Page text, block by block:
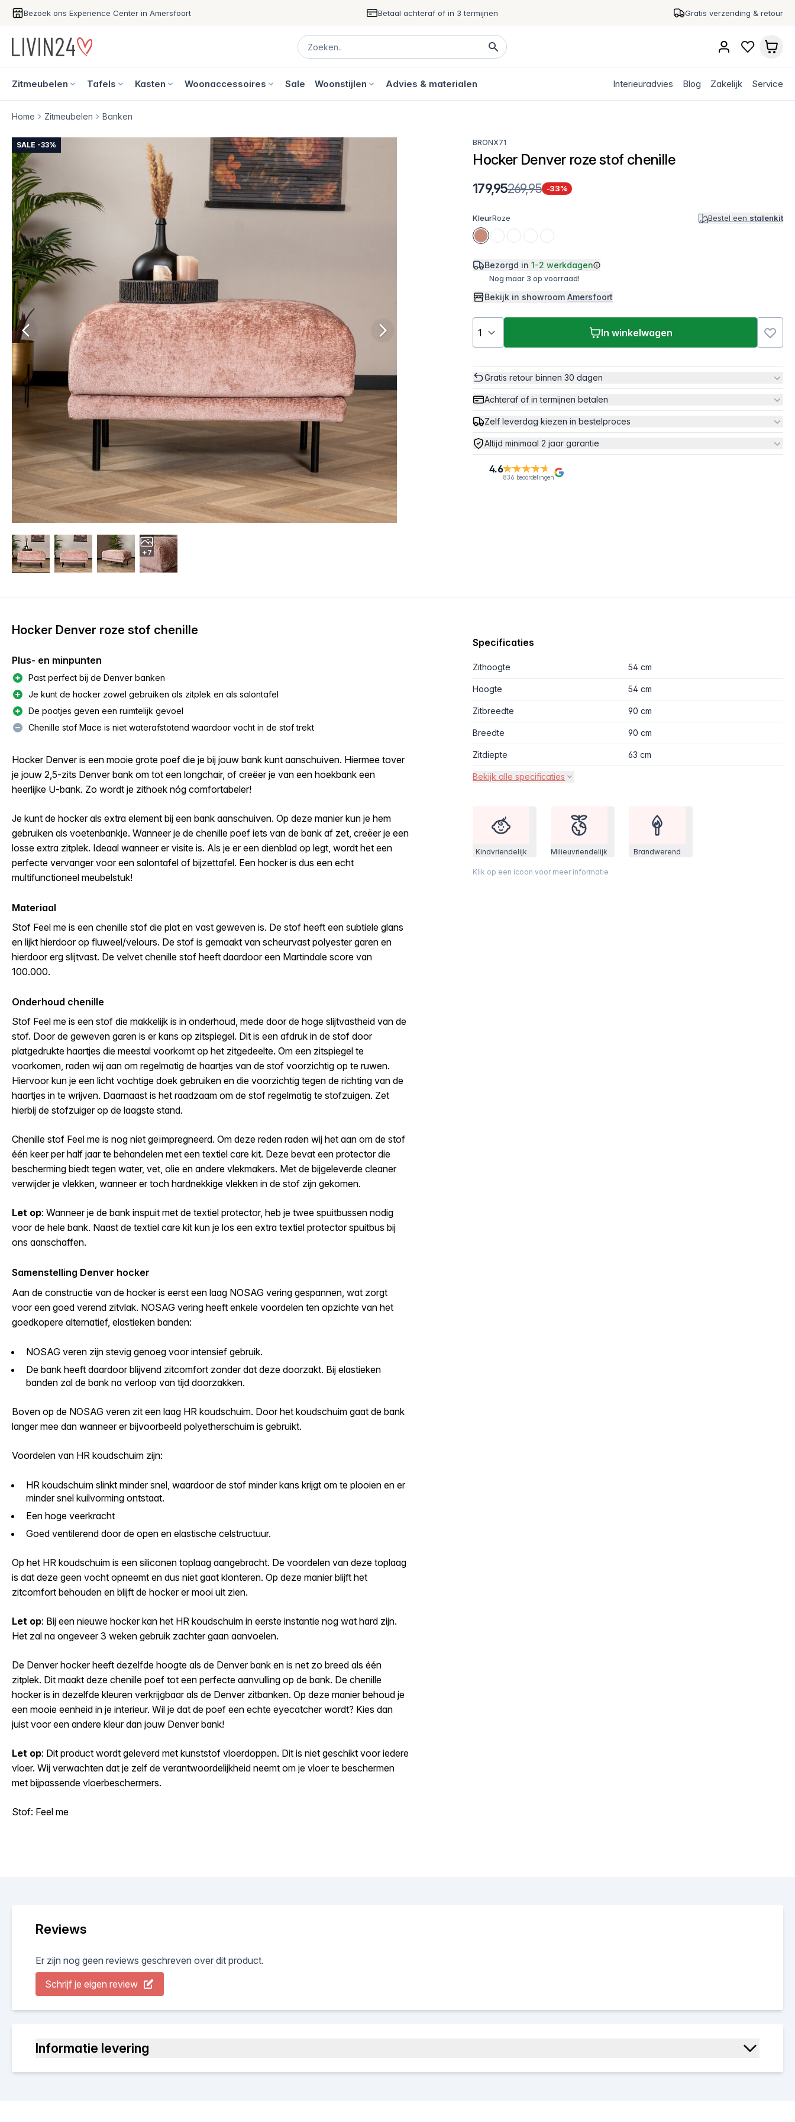
Bezoek ons Experience Center in Amersfoort Betaal achteraf of in 3 termijnen Gratis verzending & retour
Zitmeubelen Tafels Kasten Woonaccessoires Sale Woonstijlen Advies & materialen Interieuradvies Blog Zakelijk Service
Home Zitmeubelen Banken
SALE -33%
+7
BRONX71
Hocker Denver roze stof chenille
179,95269,95 -33%
KleurRoze Bestel een stalenkit
Bezorgd in 1-2 werkdagen
Nog maar 3 op voorraad!
Bekijk in showroomAmersfoort
In winkelwagen
Gratis retour binnen 30 dagen
Achteraf of in termijnen betalen
Zelf leverdag kiezen in bestelproces
Altijd minimaal 2 jaar garantie
4.6
836 beoordelingen
Hocker Denver roze stof chenille
Plus- en minpunten
Past perfect bij de Denver banken
Je kunt de hocker zowel gebruiken als zitplek en als salontafel
De pootjes geven een ruimtelijk gevoel
Chenille stof Mace is niet waterafstotend waardoor vocht in de stof trekt
Hocker Denver is een mooie grote poef die je bij jouw bank kunt aanschuiven. Hiermee tover
je jouw 2,5-zits Denver bank om tot een longchair, of creëer je van een hoekbank een
heerlijke U-bank. Zo wordt je zithoek nóg comfortabeler!
Je kunt de hocker als extra element bij een bank aanschuiven. Op deze manier kun je hem
gebruiken als voetenbankje. Wanneer je de chenille poef iets van de bank af zet, creëer je een
losse extra zitplek. Ideaal wanneer er visite is. Als je er een dienblad op legt, wordt het een
perfecte vervanger voor een salontafel of bijzettafel. Een hocker is dus een echt
multifunctioneel meubelstuk!
Materiaal
Stof Feel me is een chenille stof die plat en vast geweven is. De stof heeft een subtiele glans
en lijkt hierdoor op fluweel/velours. De stof is gemaakt van scheurvast polyester garen en
hierdoor erg slijtvast. De velvet chenille stof heeft daardoor een Martindale score van
100.000.
Onderhoud chenille
Stof Feel me is een stof die makkelijk is in onderhoud, mede door de hoge slijtvastheid van de
stof. Door de geweven garen is er kans op zitspiegel. Dit is een afdruk in de stof door
platgedrukte haartjes die meestal voorkomt op het zitgedeelte. Om een zitspiegel te
voorkomen, raden wij aan om regelmatig de haartjes van de stof voorzichtig op te ruwen.
Hiervoor kun je een licht vochtige doek gebruiken en die voorzichtig tegen de richting van de
haartjes in te wrijven. Daarnaast is het raadzaam om de stof regelmatig te stofzuigen. Zet
hierbij de stofzuiger op de laagste stand.
Chenille stof Feel me is nog niet geïmpregneerd. Om deze reden raden wij het aan om de stof
één keer per half jaar te behandelen met een textiel care kit. Deze bevat een protector die
bescherming biedt tegen water, vet, olie en andere vlekmakers. Met de bijgeleverde cleaner
verwijder je vlekken, wanneer er toch hardnekkige vlekken in de stof zijn gekomen.
Let op: Wanneer je de bank inspuit met de textiel protector, heb je twee spuitbussen nodig
voor de hele bank. Naast de textiel care kit kun je los een extra textiel protector spuitbus bij
ons aanschaffen.
Samenstelling Denver hocker
Aan de constructie van de hocker is eerst een laag NOSAG vering gespannen, wat zorgt
voor een goed verend zitvlak. NOSAG vering heeft enkele voordelen ten opzichte van het
goedkopere alternatief, elastieken banden:
NOSAG veren zijn stevig genoeg voor intensief gebruik.
De bank heeft daardoor blijvend zitcomfort zonder dat deze doorzakt. Bij elastieken
banden zal de bank na verloop van tijd doorzakken.
Boven op de NOSAG veren zit een laag HR koudschuim. Door het koudschuim gaat de bank
langer mee dan wanneer er bijvoorbeeld polyetherschuim is gebruikt.
Voordelen van HR koudschuim zijn:
HR koudschuim slinkt minder snel, waardoor de stof minder kans krijgt om te plooien en er
minder snel kuilvorming ontstaat.
Een hoge veerkracht
Goed ventilerend door de open en elastische celstructuur.
Op het HR koudschuim is een siliconen toplaag aangebracht. De voordelen van deze toplaag
is dat deze geen vocht opneemt en dus niet gaat klonteren. Op deze manier blijft het
zitcomfort behouden en blijft de hocker er mooi uit zien.
Let op: Bij een nieuwe hocker kan het HR koudschuim in eerste instantie nog wat hard zijn.
Het zal na ongeveer 3 weken gebruik zachter gaan aanvoelen.
De Denver hocker heeft dezelfde hoogte als de Denver bank en is net zo breed als één
zitplek. Dit maakt deze chenille poef tot een perfecte aanvulling op de bank. De chenille
hocker is in dezelfde kleuren verkrijgbaar als de Denver zitbanken. Op deze manier behoud je
een mooie eenheid in je interieur. Wil je dat de poef een echte eyecatcher wordt? Kies dan
juist voor een andere kleur dan jouw Denver bank!
Let op: Dit product wordt geleverd met kunststof vloerdoppen. Dit is niet geschikt voor iedere
vloer. Wij verwachten dat je zelf de verantwoordelijkheid neemt om je vloer te beschermen
met bijpassende vloerbeschermers.
Stof: Feel me
Specificaties
Zithoogte 54 cm
Hoogte 54 cm
Zitbreedte 90 cm
Breedte 90 cm
Zitdiepte 63 cm
Bekijk alle specificaties
Kindvriendelijk Milieuvriendelijk Brandwerend
Klik op een icoon voor meer informatie
Reviews
Er zijn nog geen reviews geschreven over dit product.
Schrijf je eigen review
Informatie levering